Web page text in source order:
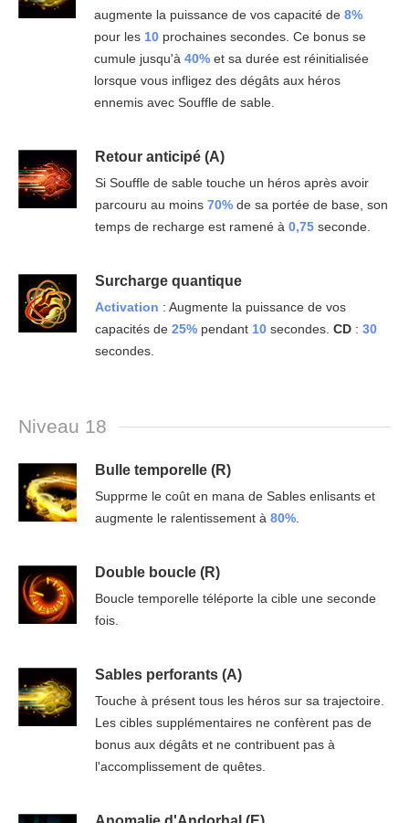
augmente la puissance de vos capacité de8%
pour les 10 prochaines secondes. Ce bonus se
cumule jusqu'à40% et sa durée est réinitialisée
lorsque vous infligez des dégâts aux héros
ennemis avec Souffle de sable.
Retour anticipé (A)
Si Souffle de sable touche un héros après avoir
parcouru au moins 70%de sa portée de base, son
temps de recharge est ramené à 0,75seconde.
Surcharge quantique
Activation : Augmente la puissance de vos
capacités de 25%pendant 10secondes. CD: 30
secondes.
Niveau 18
Bulle temporelle (R)
Supprme le coût en mana de Sables enlisants et
augmente le ralentissement à 80%.
Double boucle (R)
Boucle temporelle téléporte la cible une seconde
fois.
Sables perforants (A)
Touche à présent tous les héros sur sa trajectoire.
Les cibles supplémentaires ne confèrent pas de
bonus aux dégâts et ne contribuent pas à
l'accomplissement de quêtes.